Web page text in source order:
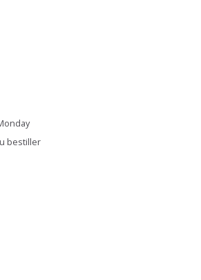
bestiller